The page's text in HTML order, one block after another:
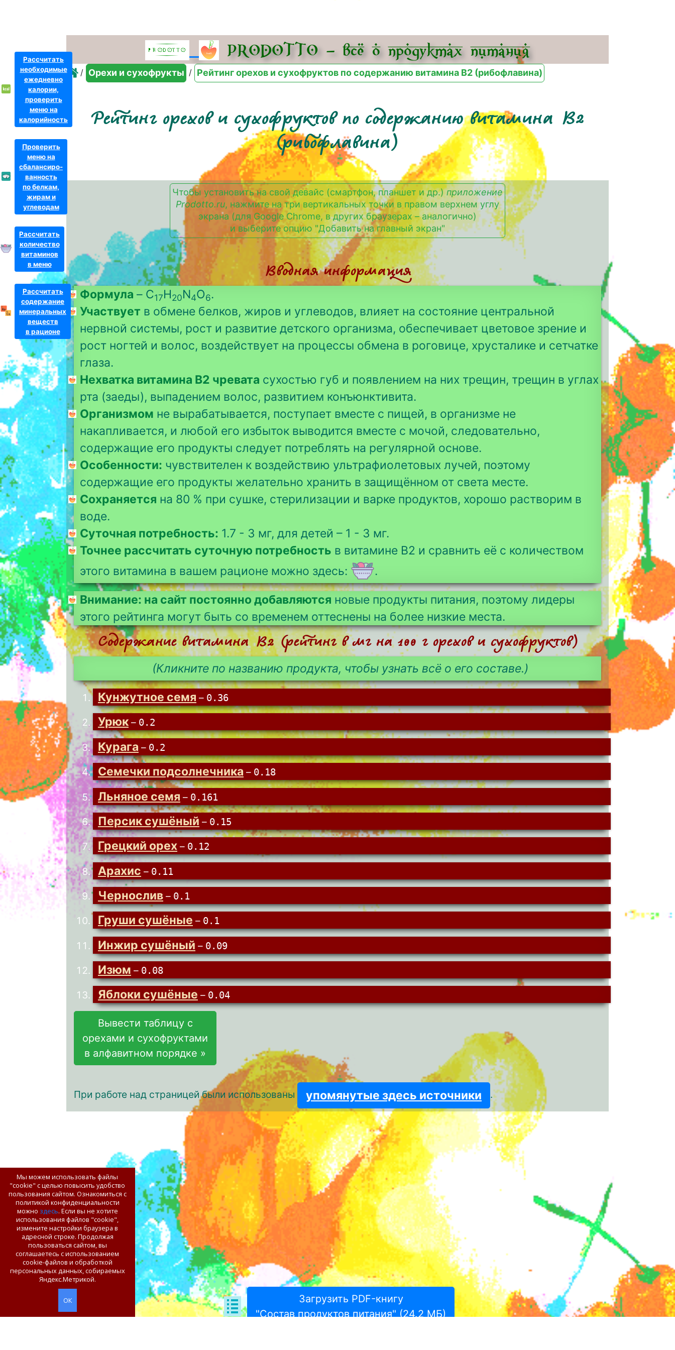
PRODOTTO – всё о про­дуктах питания
/ Орехи и сухофрукты / Рейтинг орехов и сухофруктов по содержанию витамина B2 (рибофлавина)
Рассчитать
необходимые
ежедневно
калории,
проверить
меню на
калорийность
Проверить
меню на
сбалансиро-
ванность
по белкам,
жирам и
углеводам
Рассчитать
количество
витаминов
в меню
Рассчитать
содержание
минеральных
веществ
в рационе
Рейтинг орехов и сухофруктов по содержанию витамина B2
(рибофлавина)
Чтобы установить на свой девайс (смартфон, планшет и др.)приложение
Prodotto.ru, нажмите на три вертикальных точки в правом верхнем углу
экрана (для Google Chrome, в других браузерах – аналогично)
и выберите опцию "Добавить на главный экран"
Вводная информация
Формула – C17H20N4O6.
Участвует в обмене белков, жиров и углеводов, влияет на состояние центральной
нервной системы, рост и развитие детского организма, обеспечивает цветовое зрение и
рост ногтей и волос, воздействует на процессы обмена в роговице, хрусталике и сетчатке
глаза.
Нехватка витамина B2 чревата сухостью губ и появлением на них трещин, трещин в углах
рта (заеды), выпадением волос, развитием конъюнктивита.
Организмом не вырабатывается, поступает вместе с пищей, в организме не
накапливается, и любой его избыток выводится вместе с мочой, следовательно,
содержащие его продукты следует потреблять на регулярной основе.
Особенности: чувствителен к воздействию ультрафиолетовых лучей, поэтому
содержащие его продукты желательно хранить в защищённом от света месте.
Сохраняется на 80 % при сушке, стерилизации и варке продуктов, хорошо растворим в
воде.
Суточная потребность: 1.7 - 3 мг, для детей – 1 - 3 мг.
Точнее рассчитать суточную потребность в витамине B2 и сравнить её с количеством
этого витамина в вашем рационе можно здесь:
.
Внимание: на сайт постоянно добавляются новые продукты питания, поэтому лидеры
этого рейтинга могут быть со временем оттеснены на более низкие места.
Содержание витамина B2 (рейтинг в мг на 100 г орехов и сухофруктов)
(Кликните по названию продукта, чтобы узнать всё о его составе.)
Кунжутное семя – 0.36
Урюк– 0.2
Курага – 0.2
Семечки подсолнечника – 0.18
Льняное семя – 0.161
Персик сушёный – 0.15
Грецкий орех– 0.12
Арахис – 0.11
Чернослив– 0.1
Груши сушёные – 0.1
Инжир сушёный – 0.09
Изюм – 0.08
Яблоки сушёные – 0.04
Вывести таблицу с
орехами и сухофруктами
в алфавитном порядке »
При работе над страницей были использованы упомянутые здесь источники .
Загрузить PDF-книгу
"Состав продуктов питания" (24.2 МБ)
Мы можем использовать файлы
"cookie" с целью повысить удобство
пользования сайтом. Ознакомиться с
политикой конфиденциальности
можно здесь. Если вы не хотите
использования файлов "cookie",
измените настройки браузера в
адресной строке. Продолжая
пользоваться сайтом, вы
соглашаетесь с использованием
cookie-файлов и обработкой
персональных данных, собираемых
Яндекс.Метрикой.
ОК